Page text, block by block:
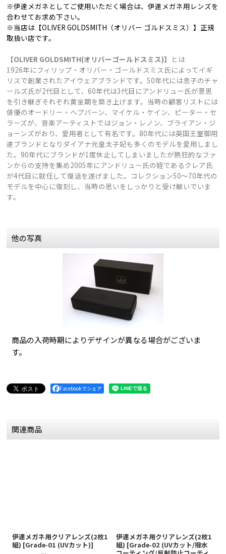
※伊達メガネとしてご使用いただく場合は、伊達メガネ用レンズを
合わせてお求め下さい。
※当店は【OLIVER GOLDSMITH（オリバー ゴルドスミス）】正規
取扱い店です。
【OLIVER GOLDSMITH(オリバーゴールドスミス)】 とは
1926年にフィリップ・オリバー・ゴールドスミス氏によってイギ
リスで創業されたアイウェアブランドです。50年代には息子のチャ
ールズ氏が2代目として、60年代は3代目にアンドリュー氏が意思
を引き継ぎそれぞれ黄金期を築き上げます。当時の顧客リストには
俳優のオードリー・ヘプバーン、マイケル・ケイン、ピーター・セ
ラーズが、音楽アーティストではジョン・レノン、ブライアン・ジ
ョーンズがおり、愛用者として有名です。80年代には英国王室御用
達ブランドとなりダイアナ元皇太子妃も多くのモデルを愛用しまし
た。90年代にブランドが1度休止してしまいましたが熱狂的なファ
ンからの支持を集め2005年にアンドリュー氏の姪であるクレア氏
が4代目に就任して復活を遂げました。コレクション50〜70年代の
モデルを中心に復刻し、当時の思いをしっかりと受け継いでいま
す。
他の写真
商品の入荷時期によりデザインが異なる場合がございま
す。
Facebookでシェア
関連商品
伊達メガネ用クリアレンズ(2枚1
組) [Grade-01 (UVカット)]
伊達メガネ用クリアレンズ(2枚1
組) [Grade-02 (UVカット/撥水